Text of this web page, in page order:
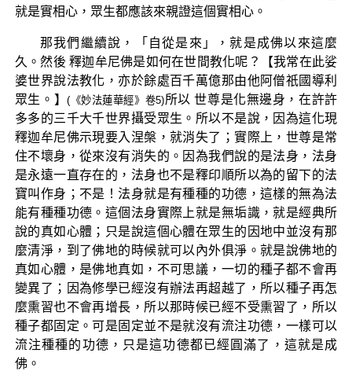
就是實相心，眾生都應該來親證這個實相心。
那我們繼續說，「自從是來」，就是成佛以來這麼
久。然後 釋迦牟尼佛是如何在世間教化呢？【我常在此娑
婆世界說法教化，亦於餘處百千萬億那由他阿僧祇國導利
眾生。】(《妙法蓮華經》卷5)所以 世尊是化無邊身，在許許
多多的三千大千世界攝受眾生。所以不是說，因為這化現
釋迦牟尼佛示現要入涅槃，就消失了；實際上，世尊是常
住不壞身，從來沒有消失的。因為我們說的是法身，法身
是永遠一直存在的，法身也不是釋印順所以為的留下的法
寶叫作身；不是！法身就是有種種的功德，這樣的無為法
能有種種功德。這個法身實際上就是無垢識，就是經典所
說的真如心體；只是說這個心體在眾生的因地中並沒有那
麼清淨，到了佛地的時候就可以內外俱淨。就是說佛地的
真如心體，是佛地真如，不可思議，一切的種子都不會再
變異了；因為修學已經沒有辦法再超越了，所以種子再怎
麼熏習也不會再增長，所以那時候已經不受熏習了，所以
種子都固定。可是固定並不是就沒有流注功德，一樣可以
流注種種的功德，只是這功德都已經圓滿了，這就是成
佛。